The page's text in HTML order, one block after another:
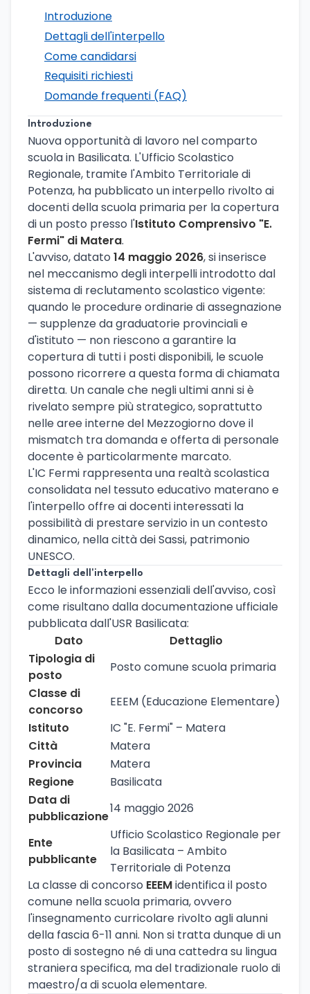
Introduzione
Dettagli dell'interpello
Come candidarsi
Requisiti richiesti
Domande frequenti (FAQ)
Introduzione
Nuova opportunità di lavoro nel comparto
scuola in Basilicata. L'Ufficio Scolastico
Regionale, tramite l'Ambito Territoriale di
Potenza, ha pubblicato un interpello rivolto ai
docenti della scuola primaria per la copertura
di un posto presso l'Istituto Comprensivo "E.
Fermi" di Matera.
L'avviso, datato 14 maggio 2026, si inserisce
nel meccanismo degli interpelli introdotto dal
sistema di reclutamento scolastico vigente:
quando le procedure ordinarie di assegnazione
— supplenze da graduatorie provinciali e
d'istituto — non riescono a garantire la
copertura di tutti i posti disponibili, le scuole
possono ricorrere a questa forma di chiamata
diretta. Un canale che negli ultimi anni si è
rivelato sempre più strategico, soprattutto
nelle aree interne del Mezzogiorno dove il
mismatch tra domanda e offerta di personale
docente è particolarmente marcato.
L'IC Fermi rappresenta una realtà scolastica
consolidata nel tessuto educativo materano e
l'interpello offre ai docenti interessati la
possibilità di prestare servizio in un contesto
dinamico, nella città dei Sassi, patrimonio
UNESCO.
Dettagli dell'interpello
Ecco le informazioni essenziali dell'avviso, così
come risultano dalla documentazione ufficiale
pubblicata dall'USR Basilicata:
Dato
Dettaglio
Tipologia di
posto
Posto comune scuola primaria
Classe di
concorso
EEEM (Educazione Elementare)
Istituto
IC "E. Fermi" – Matera
Città
Matera
Provincia
Matera
Regione
Basilicata
Data di
pubblicazione
14 maggio 2026
Ente
pubblicante
Ufficio Scolastico Regionale per
la Basilicata – Ambito
Territoriale di Potenza
La classe di concorso EEEMidentifica il posto
comune nella scuola primaria, ovvero
l'insegnamento curricolare rivolto agli alunni
della fascia 6-11 anni. Non si tratta dunque di un
posto di sostegno né di una cattedra su lingua
straniera specifica, ma del tradizionale ruolo di
maestro/a di scuola elementare.